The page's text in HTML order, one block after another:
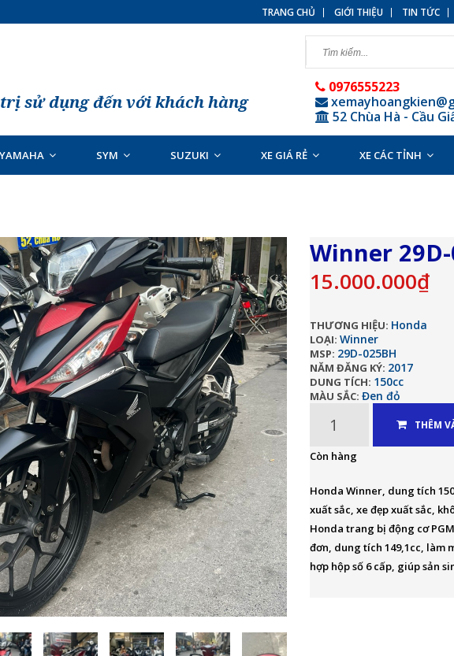
TRANG CHỦ GIỚI THIỆU TIN TỨC
sử dụng đến với khách hàng
0976555223
52 Chùa Hà - Cầu
YAMAHA SYM SUZUKI XE GIÁ RẺ XE CÁC TỈNH
Winner
15.000.000₫
THƯƠNG HIỆU: Honda
LOẠI:Winner
MSP: 29D-025BH
NĂM ĐĂNG KÝ: 2017
DUNG TÍCH: 150cc
MÀU SẮC:Đen đỏ
THÊM
Còn hàng
Honda Winner, dung tích
xuất sắc, xe đẹp xuất sắc,
Honda trang bị động cơ
đơn, dung tích 149,1cc, làm
hợp hộp số 6 cấp, giúp sản